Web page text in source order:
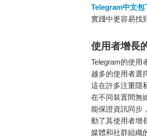
Telegram中文包
實踐中更容易找
使用者增長
Telegram的使用
越多的使用者選
這在許多注重隱
在不同裝置間無
能保證資訊同步
動了其使用者增
媒體和社群組織